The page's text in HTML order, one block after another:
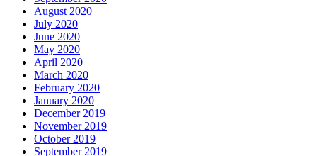
August 2020
July 2020
June 2020
May 2020
April 2020
March 2020
February 2020
January 2020
December 2019
November 2019
October 2019
September 2019